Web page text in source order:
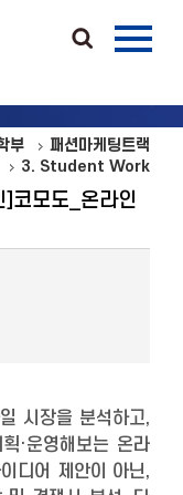
부
패션마케팅트랙
3. Student Work
코모도_온라인
시장을 분석하고,
·운영해보는 온라
디어 제안이 아닌,